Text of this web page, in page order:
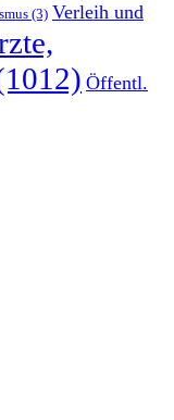
(3) Verleih und
Öffentl.